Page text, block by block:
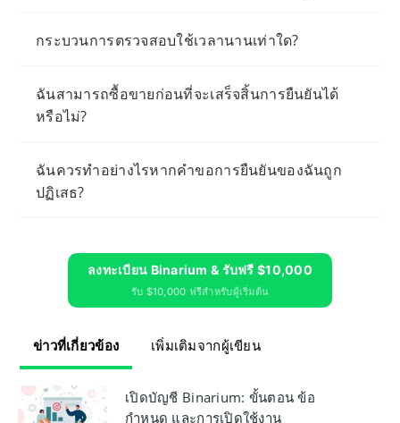
กระบวนการตรวจสอบใช้เวลานานเท่าใด?
ฉันสามารถซื้อขายก่อนที่จะเสร็จสิ้นการยืนยันได้
หรือไม่?
ฉันควรทำอย่างไรหากคำขอการยืนยันของฉันถูก
ปฏิเสธ?
ลงทะเบียน Binarium & รับฟรี $10,000
รับ $10,000 ฟรีสำหรับผู้เริ่มต้น
ข่าวที่เกี่ยวข้อง เพิ่มเติมจากผู้เขียน
เปิดบัญชี Binarium: ขั้นตอน ข้อ
กำหนด และการเปิดใช้งาน